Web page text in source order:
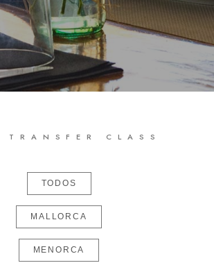
TRANSFER CLASS
TODOS
MALLORCA
MENORCA